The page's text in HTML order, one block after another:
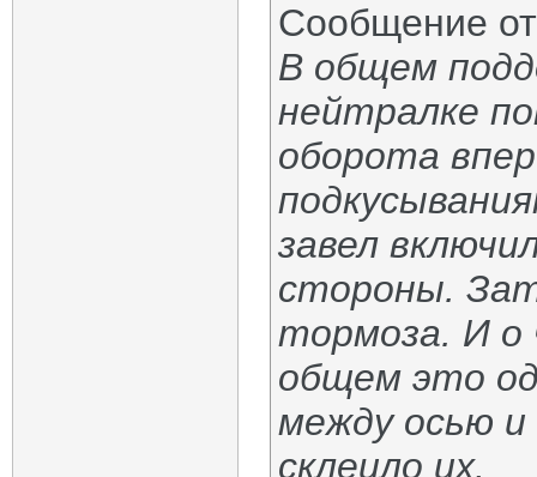
Сообщение
В общем
нейтралке
оборота
завел
стороны.
тормоза. И о
общем это
между осью
склеило их.